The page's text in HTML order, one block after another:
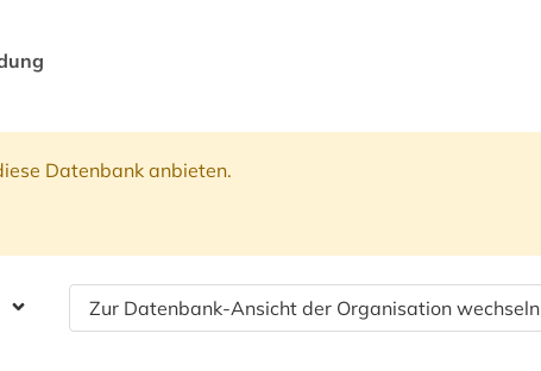
Datenbank anbieten.
Zur Datenbank-Ansicht der Organisation wechseln